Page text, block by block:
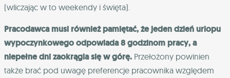
(wliczając w to weekendy i święta).
Pracodawca musi również pamiętać, że jeden dzień urlopu
wypoczynkowego odpowiada 8 godzinom pracy, a
niepełne dni zaokrągla się w górę. Przełożony powinien
także brać pod uwagę preferencje pracownika względem